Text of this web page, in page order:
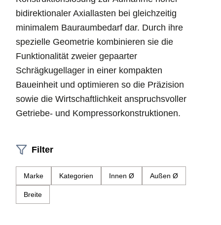
bidirektionaler Axiallasten bei gleichzeitig
minimalem Bauraumbedarf dar. Durch ihre
spezielle Geometrie kombinieren sie die
Funktionalität zweier gepaarter
Schrägkugellager in einer kompakten
Baueinheit und optimieren so die Präzision
sowie die Wirtschaftlichkeit anspruchsvoller
Getriebe- und Kompressorkonstruktionen.
Filter
Marke Kategorien Innen Ø Außen Ø
Breite